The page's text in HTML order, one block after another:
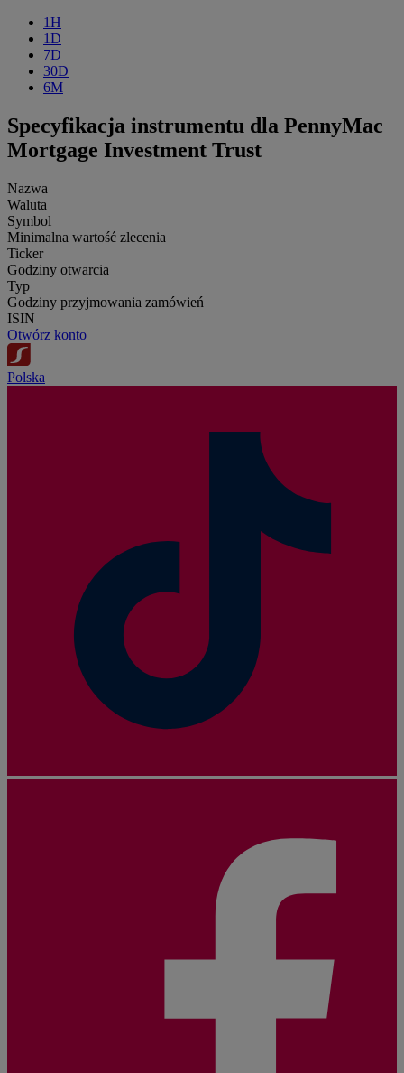
1H
1D
7D
30D
6M
Specyfikacja instrumentu dla PennyMac
Mortgage Investment Trust
Nazwa
Waluta
Symbol
Minimalna wartość zlecenia
Ticker
Godziny otwarcia
Typ
Godziny przyjmowania zamówień
ISIN
Otwórz konto
Polska